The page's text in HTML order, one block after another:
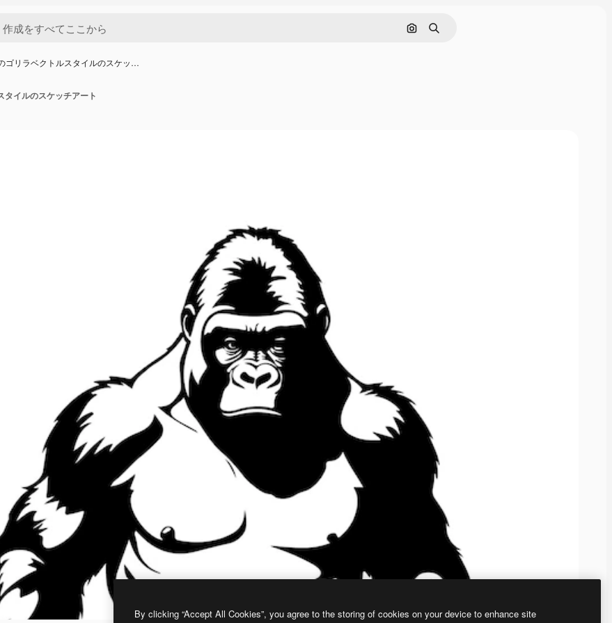
画像で検索
検索
ゴリラベクトルスタイルのスケッ…
タイルのスケッチアート
By clicking “Accept All Cookies”, you agree to the storing of cookies on your device to enhance site